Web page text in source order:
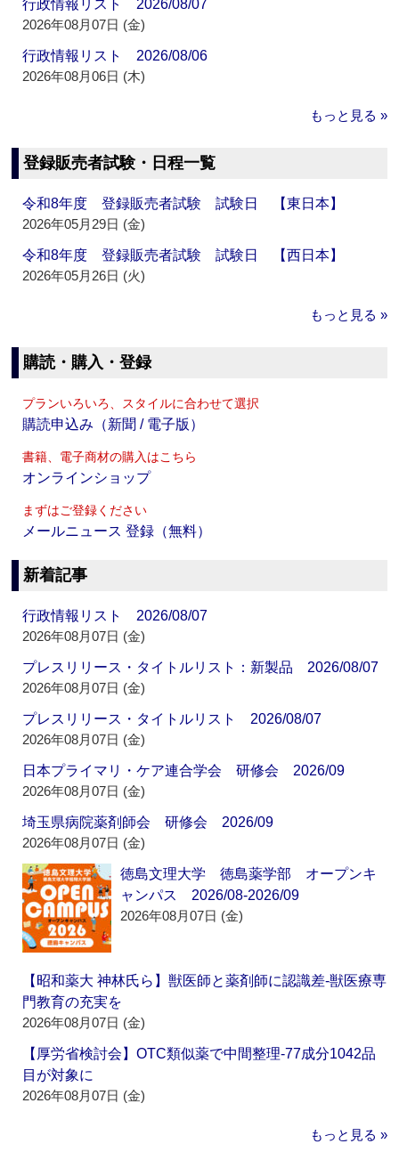
行政情報リスト 2026/08/07
2026年08月07日 (金)
行政情報リスト 2026/08/06
2026年08月06日 (木)
もっと見る »
登録販売者試験・日程一覧
令和8年度 登録販売者試験 試験日 【東日本】
2026年05月29日 (金)
令和8年度 登録販売者試験 試験日 【西日本】
2026年05月26日 (火)
もっと見る »
購読・購入・登録
プランいろいろ、スタイルに合わせて選択
購読申込み（新聞 / 電子版）
書籍、電子商材の購入はこちら
オンラインショップ
まずはご登録ください
メールニュース 登録（無料）
新着記事
行政情報リスト 2026/08/07
2026年08月07日 (金)
プレスリリース・タイトルリスト：新製品 2026/08/07
2026年08月07日 (金)
プレスリリース・タイトルリスト 2026/08/07
2026年08月07日 (金)
日本プライマリ・ケア連合学会 研修会 2026/09
2026年08月07日 (金)
埼玉県病院薬剤師会 研修会 2026/09
2026年08月07日 (金)
徳島文理大学 徳島薬学部 オープンキ
ャンパス 2026/08-2026/09
2026年08月07日 (金)
【昭和薬大 神林氏ら】獣医師と薬剤師に認識差‐獣医療専
門教育の充実を
2026年08月07日 (金)
【厚労省検討会】OTC類似薬で中間整理‐77成分1042品
目が対象に
2026年08月07日 (金)
もっと見る »